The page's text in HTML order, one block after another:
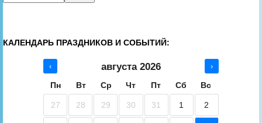
КАЛЕНДАРЬ ПРАЗДНИКОВ И СОБЫТИЙ:
‹ августа 2026 ›
Пн Вт Ср Чт Пт Сб Вс
27 28 29 30 31 1 2